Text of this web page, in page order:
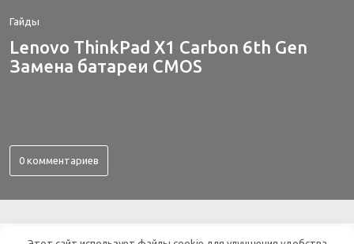
Гайды
Lenovo ThinkPad X1 Carbon 6th Gen
Замена батареи CMOS
0 комментариев